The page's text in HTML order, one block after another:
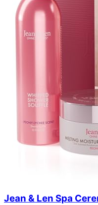
Jean & Len Spa